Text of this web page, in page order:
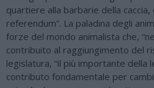
quartiere alla barbarie della
referendum”. La paladina degli
forze del mondo animalista che,
contribuito al raggiungimento del
legislatura, “il più importante della
contributo fondamentale per